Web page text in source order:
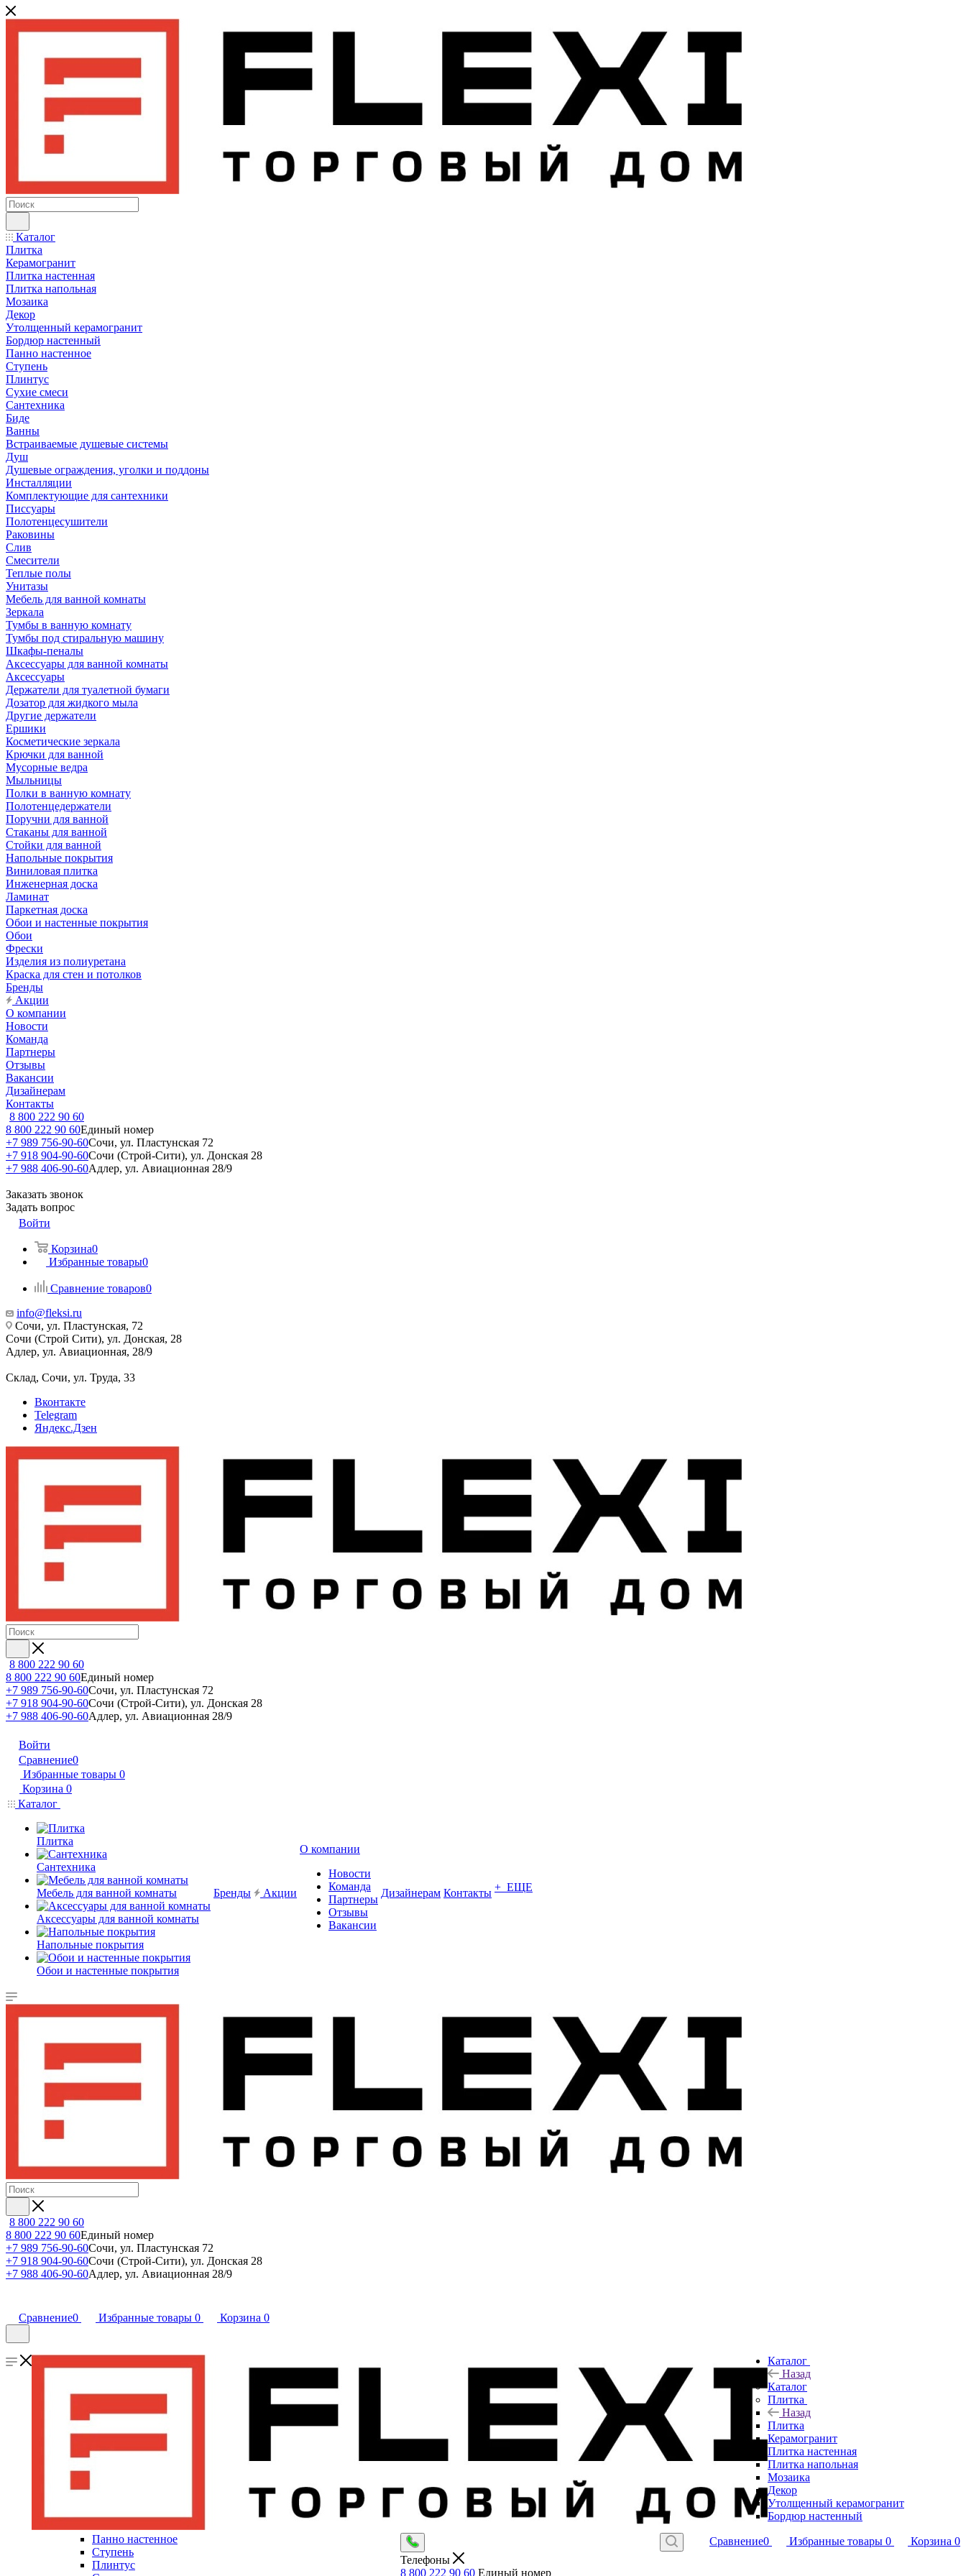
Каталог
Плитка
Керамогранит
Плитка настенная
Плитка напольная
Мозаика
Декор
Утолщенный керамогранит
Бордюр настенный
Панно настенное
Ступень
Плинтус
Сухие смеси
Сантехника
Биде
Ванны
Встраиваемые душевые системы
Душ
Душевые ограждения, уголки и поддоны
Инсталляции
Комплектующие для сантехники
Писсуары
Полотенцесушители
Раковины
Слив
Смесители
Теплые полы
Унитазы
Мебель для ванной комнаты
Зеркала
Тумбы в ванную комнату
Тумбы под стиральную машину
Шкафы-пеналы
Аксессуары для ванной комнаты
Аксессуары
Держатели для туалетной бумаги
Дозатор для жидкого мыла
Другие держатели
Ершики
Косметические зеркала
Крючки для ванной
Мусорные ведра
Мыльницы
Полки в ванную комнату
Полотенцедержатели
Поручни для ванной
Стаканы для ванной
Стойки для ванной
Напольные покрытия
Виниловая плитка
Инженерная доска
Ламинат
Паркетная доска
Обои и настенные покрытия
Обои
Фрески
Изделия из полиуретана
Краска для стен и потолков
Бренды
Акции
О компании
Новости
Команда
Партнеры
Отзывы
Вакансии
Дизайнерам
Контакты
8 800 222 90 60
8 800 222 90 60Единый номер
+7 989 756-90-60Сочи, ул. Пластунская 72
+7 918 904-90-60Сочи (Строй-Сити), ул. Донская 28
+7 988 406-90-60Адлер, ул. Авиационная 28/9
Заказать звонок
Задать вопрос
Войти
Корзина0
Избранные товары0
Сравнение товаров0
info@fleksi.ru
Сочи, ул. Пластунская, 72
Сочи (Строй Сити), ул. Донская, 28
Адлер, ул. Авиационная, 28/9
Склад, Сочи, ул. Труда, 33
Вконтакте
Telegram
Яндекс.Дзен
8 800 222 90 60
8 800 222 90 60Единый номер
+7 989 756-90-60Сочи, ул. Пластунская 72
+7 918 904-90-60Сочи (Строй-Сити), ул. Донская 28
+7 988 406-90-60Адлер, ул. Авиационная 28/9
Войти
Сравнение0
Избранные товары 0
Корзина 0
Каталог
Плитка
Сантехника
Мебель для ванной комнаты
Аксессуары для ванной комнаты
Напольные покрытия
Обои и настенные покрытия
Бренды Акции
О компании
Новости
Команда
Партнеры
Отзывы
Вакансии
Дизайнерам Контакты + ЕЩЕ
8 800 222 90 60
8 800 222 90 60Единый номер
+7 989 756-90-60Сочи, ул. Пластунская 72
+7 918 904-90-60Сочи (Строй-Сити), ул. Донская 28
+7 988 406-90-60Адлер, ул. Авиационная 28/9
Сравнение0 Избранные товары 0 Корзина 0
Сравнение0 Избранные товары 0 Корзина 0
Телефоны
8 800 222 90 60 Единый номер
Каталог
Назад
Каталог
Плитка
Назад
Плитка
Керамогранит
Плитка настенная
Плитка напольная
Мозаика
Декор
Утолщенный керамогранит
Бордюр настенный
Панно настенное
Ступень
Плинтус